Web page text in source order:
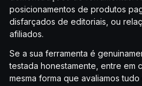
posicionamentos de produtos
disfarçados de editoriais, ou
afiliados.
Se a sua ferramenta é
testada honestamente, entre em
mesma forma que avaliamos tudo